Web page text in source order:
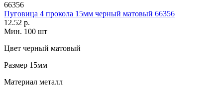
66356
Пуговица 4 прокола 15мм черный матовый 66356
12.52 р.
Мин. 100 шт
Цвет черный матовый
Размер 15мм
Материал металл